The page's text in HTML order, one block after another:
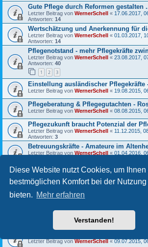
Diese Website nutzt Cookies, um Ihnen
bestmöglichen Komfort bei der Nutzung
bieten. Mehr erfahren
Verstanden!
Gute Pflege durch Reformen gestalten
Letzter Beitrag von WernerSchell « 17.06.2017,
Antworten: 14
Wertschätzung und Anerkennung für
Letzter Beitrag von WernerSchell « 01.03.2017,
Antworten: 14
Pflegenotstand - mehr Pflegekräfte
Letzter Beitrag von WernerSchell « 23.08.2017,
Antworten: 40
1 2 3
Einstellung ausländischer Pflegekräfte
Letzter Beitrag von WernerSchell « 19.08.2015,
Pflegeberatung & Pflegegutachten -
Letzter Beitrag von WernerSchell « 08.08.2015,
Pflegezukunft braucht Potenzial der
Letzter Beitrag von WernerSchell « 11.12.2015,
Antworten: 3
Betreuungskräfte - Amateure im
Letzter Beitrag von WernerSchell « 01.04.2016,
20 % der zugewanderten Pflegekräfte
«
Antworten:1
NBA ist mit adäquater
Letzter Beitrag vonWernerSchell
Flüchtlinge für die Pflege? - Nein danke!
Letzter Beitrag vonWernerSchell«
Pflegeberufe: Raucherpausen zur
Letzter Beitrag vonWernerSchell«09.07.2015,